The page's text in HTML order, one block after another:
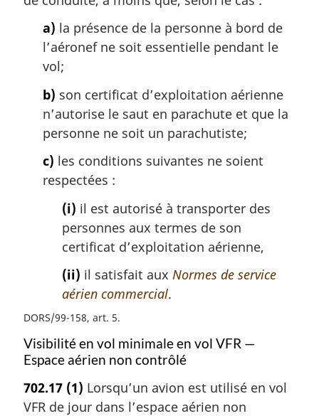
a) la présence de la personne à bord de
l’aéronef ne soit essentielle pendant le
vol;
b) son certificat d’exploitation aérienne
n’autorise le saut en parachute et que la
personne ne soit un parachutiste;
c) les conditions suivantes ne soient
respectées :
(i) il est autorisé à transporter des
personnes aux termes de son
certificat d’exploitation aérienne,
(ii) il satisfait aux Normes de service
aérien commercial.
DORS/99-158, art. 5
Visibilité en vol minimale en vol VFR —
Espace aérien non contrôlé
702.17 (1) Lorsqu’un avion est utilisé en vol
VFR de jour dans l’espace aérien non